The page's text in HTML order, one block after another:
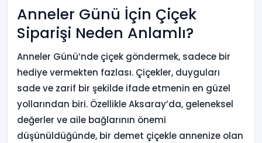
Anneler Günü İçin Çiçek
Siparişi Neden Anlamlı?
Anneler Günü’nde çiçek göndermek, sadece bir
hediye vermekten fazlası. Çiçekler, duyguları
sade ve zarif bir şekilde ifade etmenin en güzel
yollarından biri. Özellikle Aksaray’da, geleneksel
değerler ve aile bağlarının önemi
düşünüldüğünde, bir demet çiçekle annenize olan